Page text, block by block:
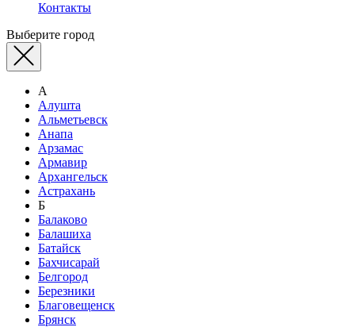
Контакты
Выберите город
А
Алушта
Альметьевск
Анапа
Арзамас
Армавир
Архангельск
Астрахань
Б
Балаково
Балашиха
Батайск
Бахчисарай
Белгород
Березники
Благовещенск
Брянск